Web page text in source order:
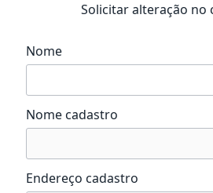
Solicitar alteração no
Nome
Nome cadastro
Endereço cadastro